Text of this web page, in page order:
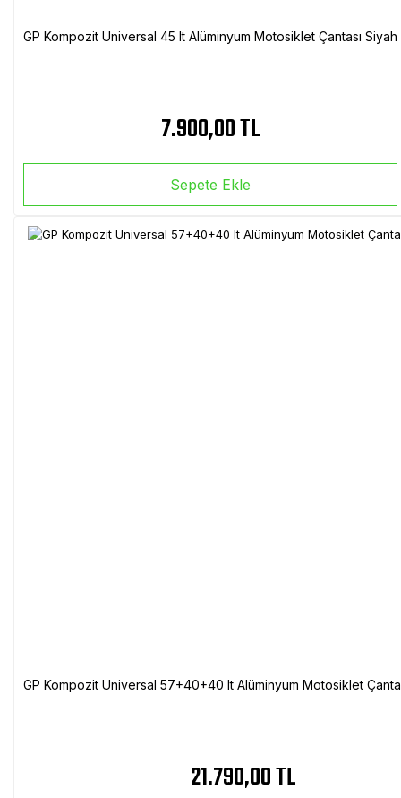
GP Kompozit Universal 45 lt Alüminyum Motosiklet Çantası Siyah
7.900,00 TL
Sepete Ekle
GP Kompozit Universal 57+40+40 lt Alüminyum Motosiklet
21.790,00 TL